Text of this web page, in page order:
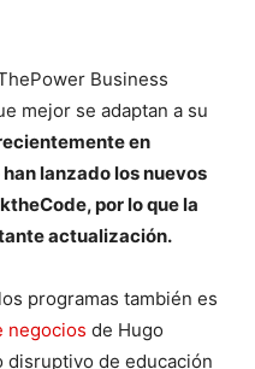
Business
mejor se adaptan a su
en
lanzado los nuevos
por lo que la
actualización.
programas también es
negocios de Hugo
disruptivo de educación